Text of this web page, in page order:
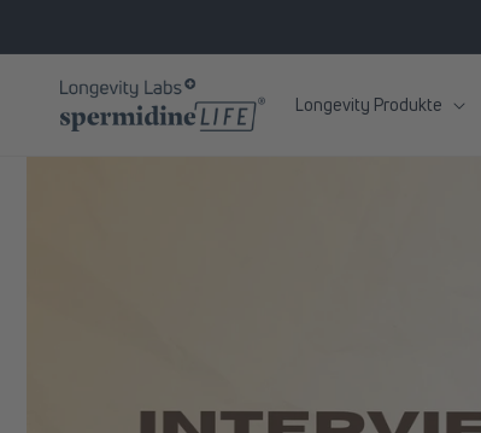
Inhalt
Longevity Produkte